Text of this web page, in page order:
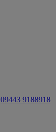
09443 9188918